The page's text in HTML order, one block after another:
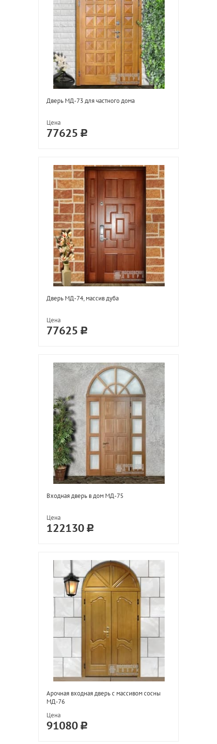
Дверь МД-73 для частного дома
Цена
77625
Дверь МД-74, массив дуба
Цена
77625
Входная дверь в дом МД-75
Цена
122130
Арочная входная дверь с массивом сосны
МД-76
Цена
91080